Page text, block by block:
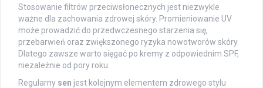
Stosowanie filtrów przeciwsłonecznych jest niezwykle
ważne dla zachowania zdrowej skóry. Promieniowanie UV
może prowadzić do przedwczesnego starzenia się,
przebarwień oraz zwiększonego ryzyka nowotworów skóry.
Dlatego zawsze warto sięgać po kremy z odpowiednim SPF,
niezależnie od pory roku.
Regularny sen jest kolejnym elementem zdrowego stylu